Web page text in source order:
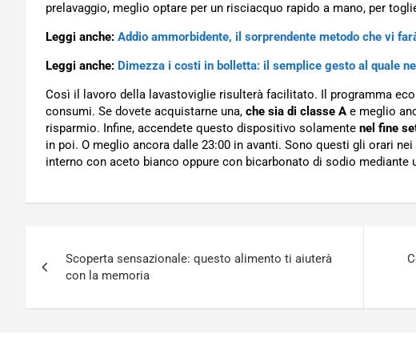
prelavaggio, meglio optare per un risciacquo rapido a mano, per
Leggi anche: Addio ammorbidente, il sorprendente metodo che vi
Leggi anche: Dimezza i costi in bolletta: il semplice gesto al quale
Così il lavoro della lavastoviglie risulterà facilitato. Il programma
consumi. Se dovete acquistarne una, che sia di classe A e meglio
risparmio. Infine, accendete questo dispositivo solamente nel fine
in poi. O meglio ancora dalle 23:00 in avanti. Sono questi gli orari
interno con aceto bianco oppure con bicarbonato di sodio mediante
articoli
Scoperta sensazionale: questo alimento ti aiuterà
con la memoria